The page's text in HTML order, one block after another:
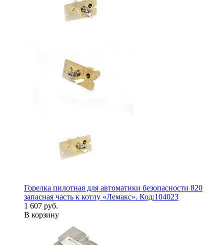
Горелка пилотная для автоматики безопасности 820
запасная часть к котлу «Лемакс». Код:104023
1 607 руб.
В корзину